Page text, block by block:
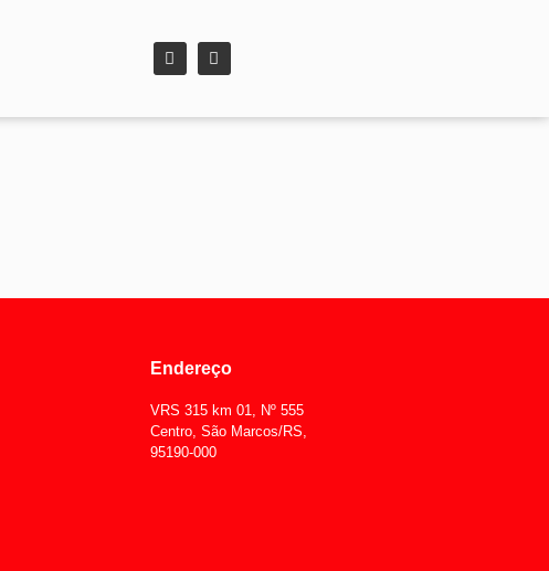
Endereço
VRS 315 km 01, Nº 555
Centro, São Marcos/RS,
95190-000